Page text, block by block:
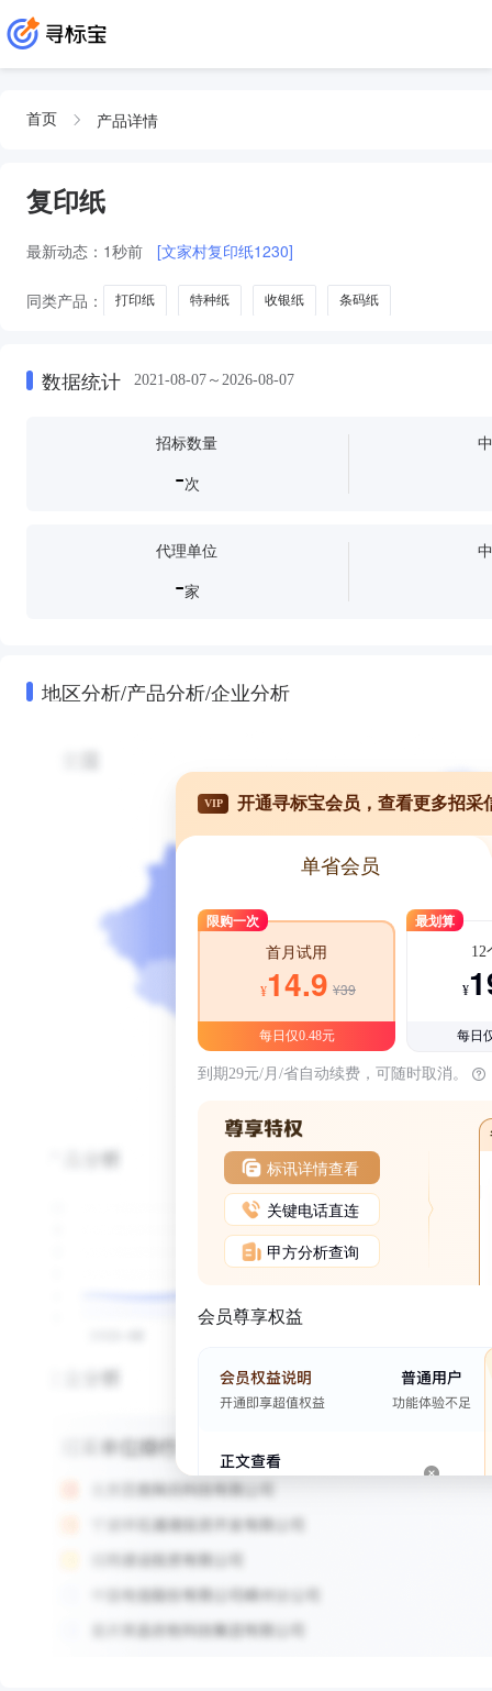
首页 产品详情
复印纸
最新动态： 1秒前 [文家村复印纸1230]
同类产品： 打印纸 特种纸 收银纸 条码纸
数据统计 2021-08-07～2026-08-07
招标数量
-次
代理单位
-家
地区分析/产品分析/企业分析
VIP 开通寻标宝会员，查看更多招采
单省会员
限购一次
首月试用
¥14.9 ¥39
每日仅0.48元
最划算
12
¥
每日
到期29元/月/省自动续费，可随时取消。
标讯详情查看
关键电话直连
甲方分析查询
会员尊享权益